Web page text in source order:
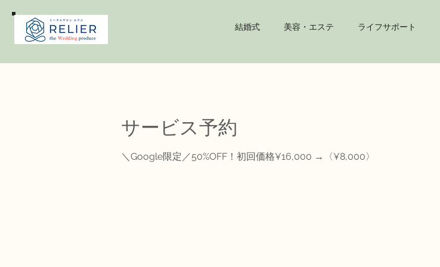
結婚式 美容・エステ ライフサポート
サービス予約
＼Google限定／50%OFF！初回価格¥16,000 →〈¥8,000〉